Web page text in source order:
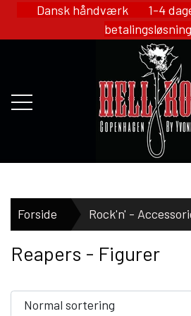
Dansk håndværk 1-4
WEBSHOP
HELL ROSE -
Forside Rock'n' -
Reapers - Figurer